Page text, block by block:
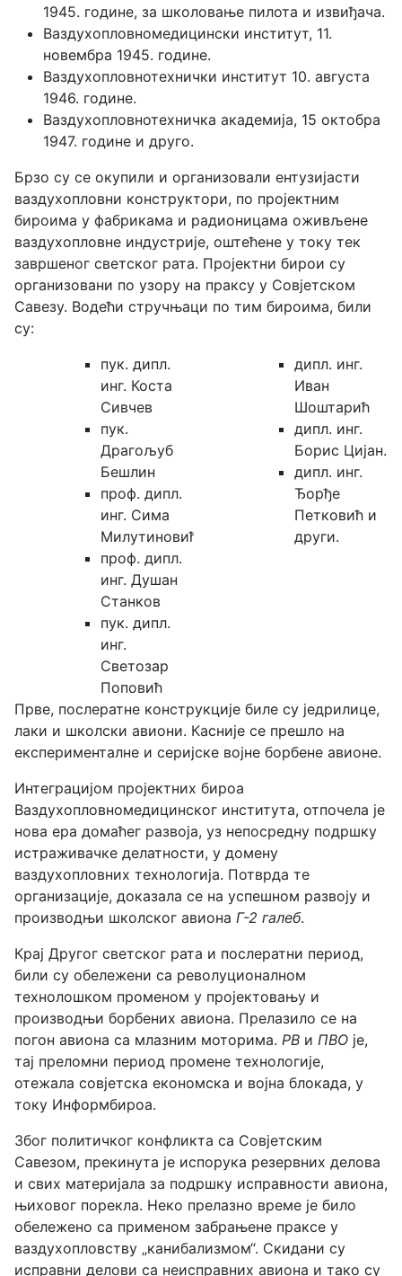
1945. године, за школовање пилота и извиђача.
Ваздухопловномедицински институт, 11.
новембра 1945. године.
Ваздухопловнотехнички институт 10. августа
1946. године.
Ваздухопловнотехничка академија, 15 октобра
1947. године и друго.
Брзо су се окупили и организовали ентузијасти
ваздухопловни конструктори, по пројектним
бироима у фабрикама и радионицама оживљене
ваздухопловне индустрије, оштећене у току тек
завршеног светског рата. Пројектни бирои су
организовани по узору на праксу у Совјетском
Савезу. Водећи стручњаци по тим бироима, били
су:
пук. дипл.
инг. Коста
Сивчев
пук.
Драгољуб
Бешлин
проф. дипл.
инг. Сима
Милутиновић
проф. дипл.
инг. Душан
Станков
пук. дипл.
инг.
Светозар
Поповић
дипл. инг.
Иван
Шоштарић
дипл. инг.
Борис Цијан.
дипл. инг.
Ђорђе
Петковић и
други.
Прве, послератне конструкције биле су једрилице,
лаки и школски авиони. Касније се прешло на
експерименталне и серијске војне борбене авионе.
Интеграцијом пројектних бироа
Ваздухопловномедицинског института, отпочела је
нова ера домаћег развоја, уз непосредну подршку
истраживачке делатности, у домену
ваздухопловних технологија. Потврда те
организације, доказала се на успешном развоју и
производњи школског авиона Г-2 галеб.
Крај Другог светског рата и послератни период,
били су обележени са револуционалном
технолошком променом у пројектовању и
производњи борбених авиона. Прелазило се на
погон авиона са млазним моторима. РВ и ПВО је,
тај преломни период промене технологије,
отежала совјетска економска и војна блокада, у
току Информбироа.
Због политичког конфликта са Совјетским
Савезом, прекинута је испорука резервних делова
и свих материјала за подршку исправности авиона,
њиховог порекла. Неко прелазно време је било
обележено са применом забрањене праксе у
ваздухопловству „канибализмом“. Скидани су
исправни делови са неисправних авиона и тако су